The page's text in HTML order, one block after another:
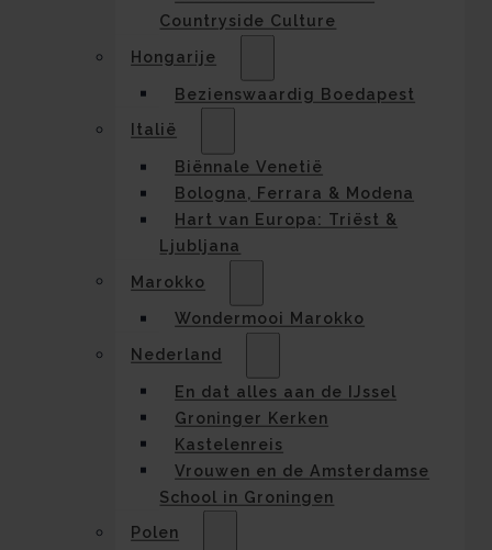
Countryside Culture
Hongarije
Bezienswaardig Boedapest
Italië
Biënnale Venetië
Bologna, Ferrara & Modena
Hart van Europa: Triëst &
Ljubljana
Marokko
Wondermooi Marokko
Nederland
En dat alles aan de IJssel
Groninger Kerken
Kastelenreis
Vrouwen en de Amsterdamse
School in Groningen
Polen